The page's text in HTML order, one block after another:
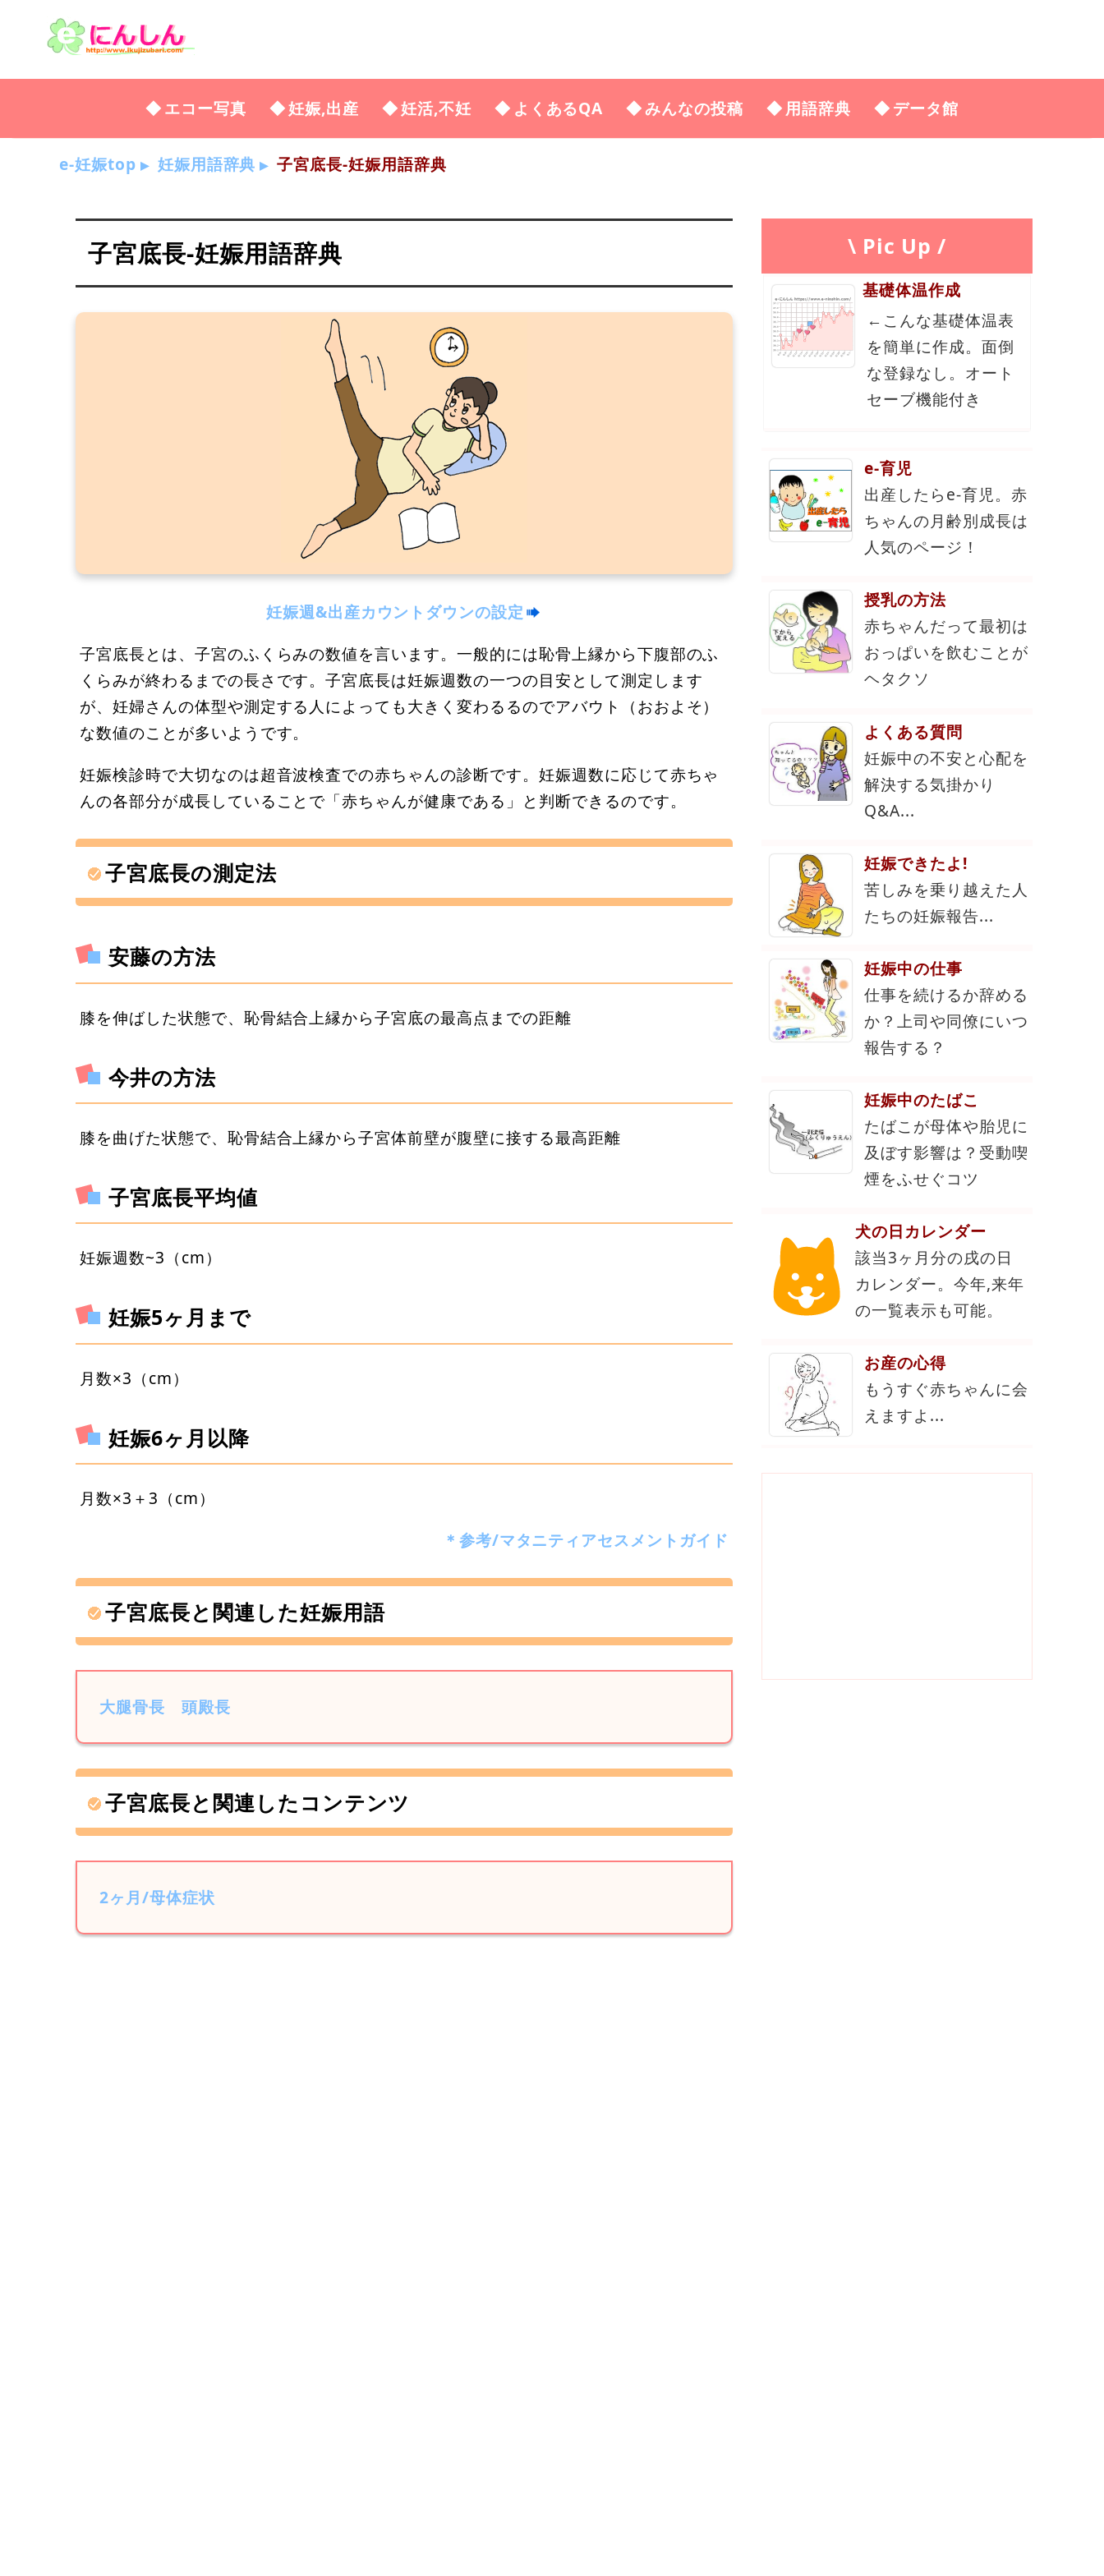
エコー写真 妊娠,出産 妊活,不妊 よくあるQA みんなの投稿 用語辞典 データ館
e-妊娠top 妊娠用語辞典 子宮底長-妊娠用語辞典
子宮底長-妊娠用語辞典
妊娠週&出産カウントダウンの設定
子宮底長とは、子宮のふくらみの数値を言います。一般的には恥骨上縁から下腹部のふ
くらみが終わるまでの長さです。子宮底長は妊娠週数の一つの目安として測定します
が、妊婦さんの体型や測定する人によっても大きく変わるるのでアバウト（おおよそ）
な数値のことが多いようです。
妊娠検診時で大切なのは超音波検査での赤ちゃんの診断です。妊娠週数に応じて赤ちゃ
んの各部分が成長していることで「赤ちゃんが健康である」と判断できるのです。
子宮底長の測定法
安藤の方法
膝を伸ばした状態で、恥骨結合上縁から子宮底の最高点までの距離
今井の方法
膝を曲げた状態で、恥骨結合上縁から子宮体前壁が腹壁に接する最高距離
子宮底長平均値
妊娠週数~3（cm）
妊娠5ヶ月まで
月数×3（cm）
妊娠6ヶ月以降
月数×3＋3（cm）
＊参考/マタニティアセスメントガイド
子宮底長と関連した妊娠用語
大腿骨長 頭殿長
子宮底長と関連したコンテンツ
2ヶ月/母体症状
\ Pic Up /
基礎体温作成
←こんな基礎体温表
を簡単に作成。面倒
な登録なし。オート
セーブ機能付き
e-育児
出産したらe-育児。赤
ちゃんの月齢別成長は
人気のページ！
授乳の方法
赤ちゃんだって最初は
おっぱいを飲むことが
ヘタクソ
よくある質問
妊娠中の不安と心配を
解決する気掛かり
Q&A...
妊娠できたよ!
苦しみを乗り越えた人
たちの妊娠報告...
妊娠中の仕事
仕事を続けるか辞める
か？上司や同僚にいつ
報告する？
妊娠中のたばこ
たばこが母体や胎児に
及ぼす影響は？受動喫
煙をふせぐコツ
犬の日カレンダー
該当3ヶ月分の戌の日
カレンダー。今年,来年
の一覧表示も可能。
お産の心得
もうすぐ赤ちゃんに会
えますよ...